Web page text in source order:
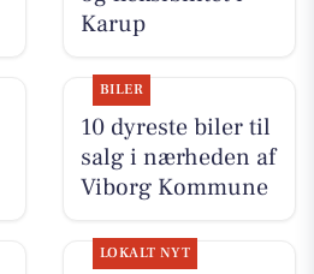
Karup
BILER
10 dyreste biler til
salg i nærheden af
Viborg Kommune
LOKALT NYT